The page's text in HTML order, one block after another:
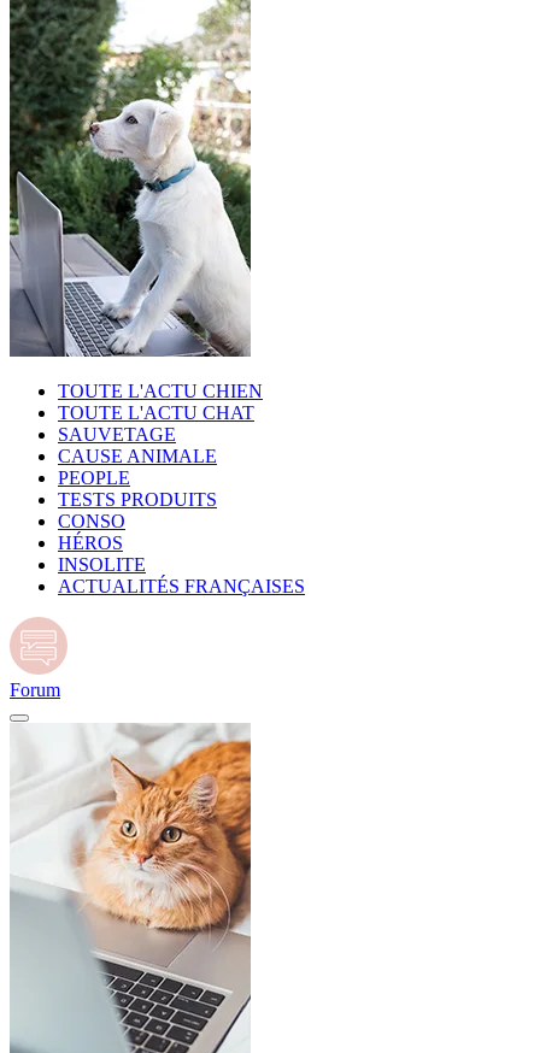
TOUTE L'ACTU CHIEN
TOUTE L'ACTU CHAT
SAUVETAGE
CAUSE ANIMALE
PEOPLE
TESTS PRODUITS
CONSO
HÉROS
INSOLITE
ACTUALITÉS FRANÇAISES
Forum